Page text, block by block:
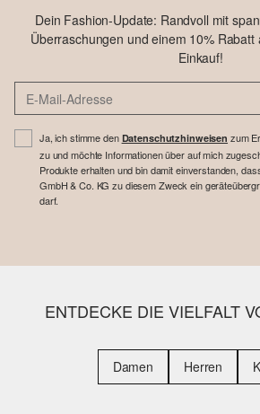
Dein Fashion-Update: Randvoll mit
Überraschungen und einem 10% Rabatt
Einkauf!
Ja, ich stimme den Datenschutzhinweisen zum
zu und möchte Informationen über auf mich
Produkte erhalten und bin damit einverstanden,
GmbH & Co. KG zu diesem Zweck ein
darf.
ENTDECKE DIE VIELFALT
Damen Herren